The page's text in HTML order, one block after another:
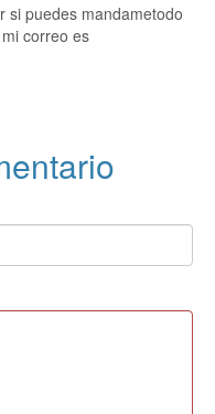
si puedes mandametodo
correo es